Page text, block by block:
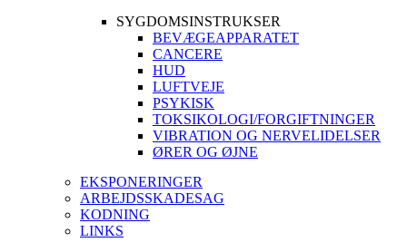
SYGDOMSINSTRUKSER
BEVÆGEAPPARATET
CANCERE
HUD
LUFTVEJE
PSYKISK
TOKSIKOLOGI/FORGIFTNINGER
VIBRATION OG NERVELIDELSER
ØRER OG ØJNE
EKSPONERINGER
ARBEJDSSKADESAG
KODNING
LINKS